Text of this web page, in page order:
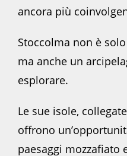
ancora più
Stoccolma non è
ma anche un
esplorare.
Le sue isole,
offrono
paesaggi mozzafiato